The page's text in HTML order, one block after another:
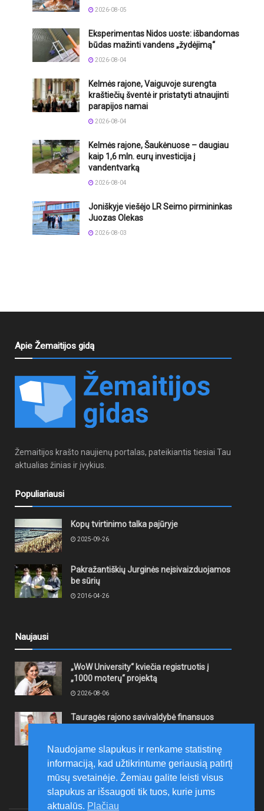
2026-08-05
Eksperimentas Nidos uoste: išbandomas
būdas mažinti vandens „žydėjimą“
2026-08-04
Kelmės rajone, Vaiguvoje surengta
kraštiečių šventė ir pristatyti atnaujinti
parapijos namai
2026-08-04
Kelmės rajone, Šaukėnuose – daugiau
kaip 1,6 mln. eurų investicija į
vandentvarką
2026-08-04
Joniškyje viešėjo LR Seimo pirmininkas
Juozas Olekas
2026-08-03
Apie Žemaitijos gidą
Žemaitijos krašto naujienų portalas, pateikiantis tiesiai Tau
aktualias žinias ir įvykius.
Populiariausi
Kopų tvirtinimo talka pajūryje
2025-09-26
Pakražantiškių Jurginės neįsivaizduojamos
be sūrių
2016-04-26
Naujausi
„WoW University“ kviečia registruotis į
„1000 moterų“ projektą
2026-08-06
Tauragės rajono savivaldybė finansuos
2026-08-06
Naudojame slapukus ir renkame statistinę
informaciją, kad užtikrintume geriausią patirtį
mūsų svetainėje. Žemiau galite leisti visus
slapukus ar išsaugoti tik tuos, kurie jums
aktualūs. Plačiau